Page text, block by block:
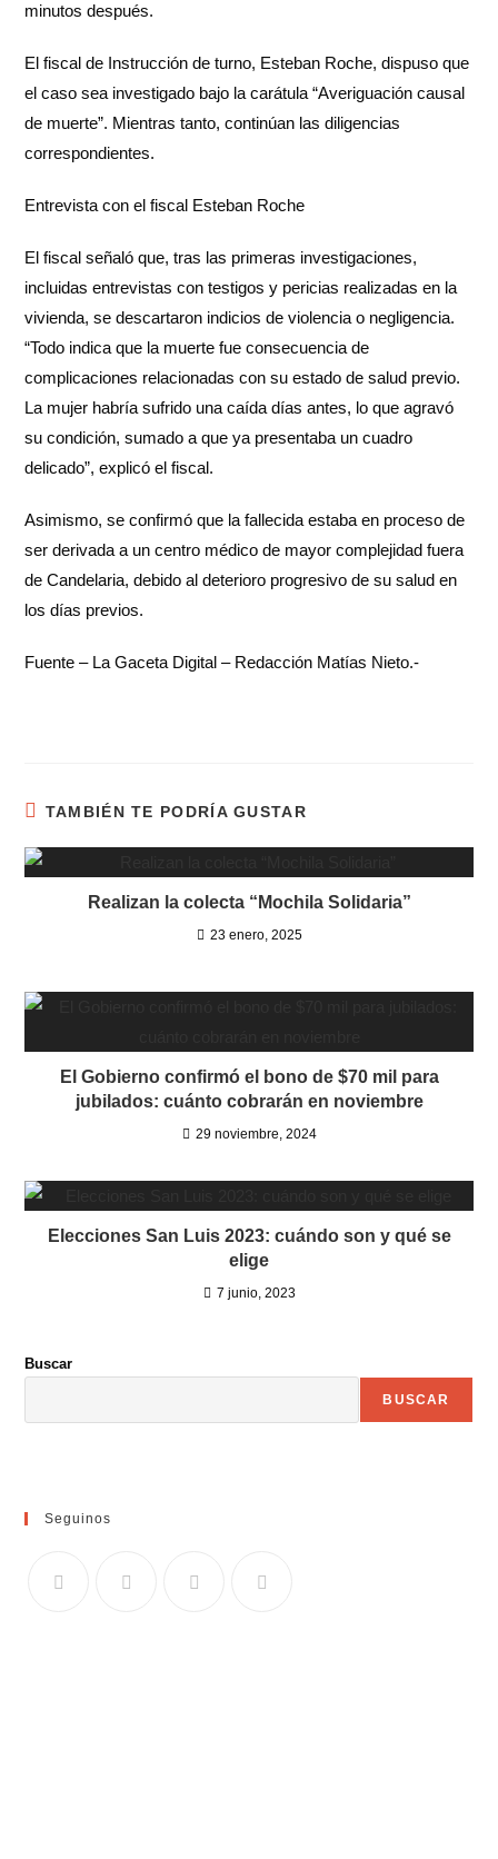
minutos después.
El fiscal de Instrucción de turno, Esteban Roche, dispuso que
el caso sea investigado bajo la carátula “Averiguación causal
de muerte”. Mientras tanto, continúan las diligencias
correspondientes.
Entrevista con el fiscal Esteban Roche
El fiscal señaló que, tras las primeras investigaciones,
incluidas entrevistas con testigos y pericias realizadas en la
vivienda, se descartaron indicios de violencia o negligencia.
“Todo indica que la muerte fue consecuencia de
complicaciones relacionadas con su estado de salud previo.
La mujer habría sufrido una caída días antes, lo que agravó
su condición, sumado a que ya presentaba un cuadro
delicado”, explicó el fiscal.
Asimismo, se confirmó que la fallecida estaba en proceso de
ser derivada a un centro médico de mayor complejidad fuera
de Candelaria, debido al deterioro progresivo de su salud en
los días previos.
Fuente – La Gaceta Digital – Redacción Matías Nieto.-
TAMBIÉN TE PODRÍA GUSTAR
Realizan la colecta “Mochila Solidaria”
23 enero, 2025
El Gobierno confirmó el bono de $70 mil para
jubilados: cuánto cobrarán en noviembre
29 noviembre, 2024
Elecciones San Luis 2023: cuándo son y qué se
elige
7 junio, 2023
Buscar
BUSCAR
Seguinos